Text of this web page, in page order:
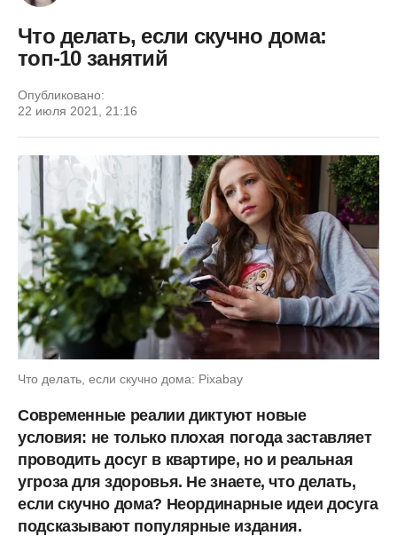
Что делать, если скучно дома:
топ-10 занятий
Опубликовано:
22 июля 2021, 21:16
Что делать, если скучно дома: Pixabay
Современные реалии диктуют новые
условия: не только плохая погода заставляет
проводить досуг в квартире, но и реальная
угроза для здоровья. Не знаете, что делать,
если скучно дома? Неординарные идеи досуга
подсказывают популярные издания.